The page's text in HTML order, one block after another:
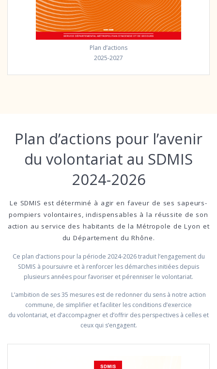
Plan d’actions
2025-2027
Plan d’actions pour l’avenir
du volontariat au SDMIS
2024-2026
Le SDMIS est déterminé à agir en faveur de ses sapeurs-
pompiers volontaires, indispensables à la réussite de son
action au service des habitants de la Métropole de Lyon et
du Département du Rhône.
Ce plan d’actions pour la période 2024-2026 traduit l’engagement du
SDMIS à poursuivre et à renforcer les démarches initiées depuis
plusieurs années pour favoriser et pérenniser le volontariat.
L’ambition de ses 35 mesures est de redonner du sens à notre action
commune, de simplifier et faciliter les conditions d’exercice
du volontariat, et d’accompagner et d’offrir des perspectives à celles et
ceux qui s’engagent.